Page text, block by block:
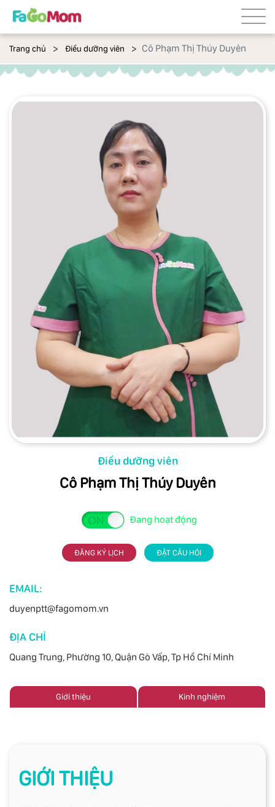
Trang chủ Điều dưỡng viên Cô Phạm Thị Thúy Duyên
Điều dưỡng viên
Cô Phạm Thị Thúy Duyên
Đang hoạt động
ĐĂNG KÝ LỊCH ĐẶT CÂU HỎI
EMAIL:
duyenptt@fagomom.vn
ĐỊA CHỈ
Quang Trung, Phường 10, Quận Gò Vấp, Tp Hồ Chí Minh
Giới thiệu Kinh nghiệm
GIỚI THIỆU